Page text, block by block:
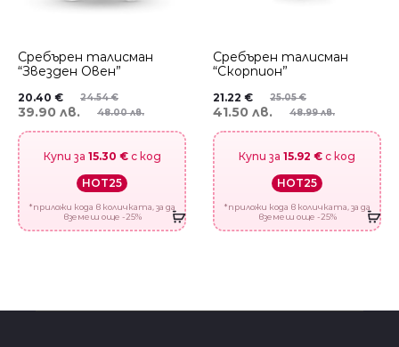
Сребърен талисман
“Звезден Овен”
24.54€
20.40 €
48.00 лв.
39.90 лв.
Купи за 15.30 €с код
HOT25
*приложи кода в количката, за да
вземеш още -25%
Сребърен талисман
“Скорпион”
25.05€
21.22 €
48.99 лв.
41.50 лв.
Купи за 15.92 € с код
HOT25
*приложи кода в количката, за да
вземеш още -25%